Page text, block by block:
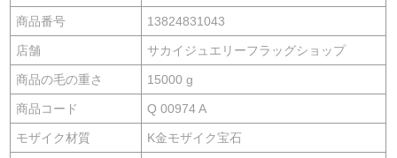
商品番号 13824831043
店舗 サカイジュエリーフラッグショップ
商品の毛の重さ 15000 g
商品コード Q 00974 A
モザイク材質 K金モザイク宝石